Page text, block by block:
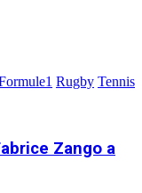
Rugby Tennis
Zango a